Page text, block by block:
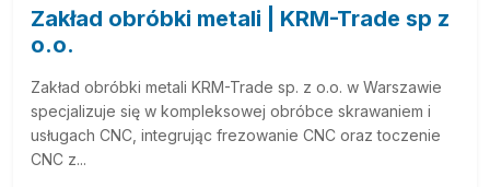
Zakład obróbki metali | KRM-Trade sp z
o.o.
Zakład obróbki metali KRM-Trade sp. z o.o. w Warszawie
specjalizuje się w kompleksowej obróbce skrawaniem i
usługach CNC, integrując frezowanie CNC oraz toczenie
CNC z...